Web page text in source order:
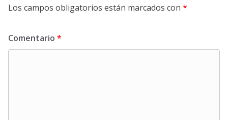
Los campos obligatorios están marcados con *
Comentario *